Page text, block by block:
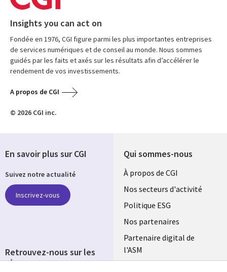
Insights you can act on
Fondée en 1976, CGI figure parmi les plus importantes entreprises
de services numériques et de conseil au monde. Nous sommes
guidés par les faits et axés sur les résultats afin d’accélérer le
rendement de vos investissements.
A propos de CGI
© 2026 CGI inc.
Qui sommes-nous
Useful
links
FRANCE
À propos de CGI
Nos secteurs d'activité
Politique ESG
Nos partenaires
Partenaire digital de
l'ASM
En savoir plus sur CGI
Suivez notre actualité
Inscrivez-vous
Retrouvez-nous sur les
réseaux